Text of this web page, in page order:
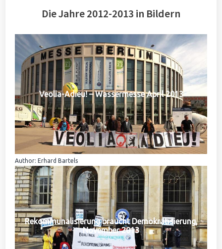
Die Jahre 2012-2013 in Bildern
Veolia-Adieu! – Wassermesse April 2013
Author: Erhard Bartels
Rekommunalisierung braucht Demokratisierung,
November 2013